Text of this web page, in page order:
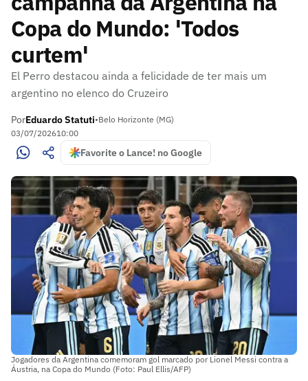
Copa do Mundo: 'Todos
curtem'
El Perro destacou ainda a felicidade de ter mais um
argentino no elenco do Cruzeiro
PorEduardo Statuti•Belo Horizonte (MG)
03/07/202610:00
Favorite o Lance! no Google
Jogadores da Argentina comemoram gol marcado por Lionel Messi contra a
Áustria, na Copa do Mundo (Foto: Paul Ellis/AFP)